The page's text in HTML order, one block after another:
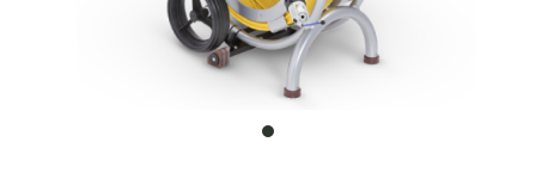
item